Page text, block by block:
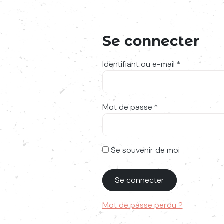
Se connecter
Identifiant ou e-mail * Obligatoire
Mot de passe *
Se souvenir de moi
Se connecter
Mot de passe perdu ?